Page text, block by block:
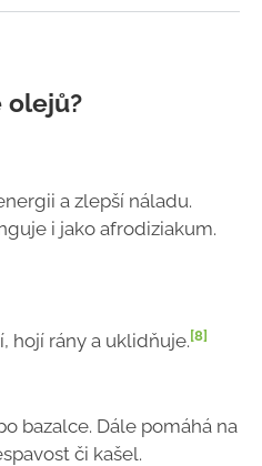
olejů?
a zlepší náladu.
i jako afrodiziakum.
hojí rány a uklidňuje. [8]
bazalce. Dále pomáhá na
či kašel.